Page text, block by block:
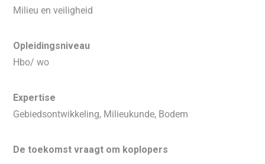
Milieu en veiligheid
Opleidingsniveau
Hbo/ wo
Expertise
Gebiedsontwikkeling, Milieukunde, Bodem
De toekomst vraagt om koplopers